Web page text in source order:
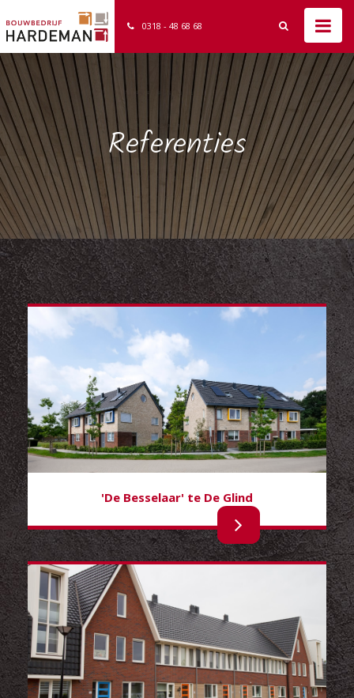
0318 - 48 68 68
Referenties
'De Besselaar' te De Glind